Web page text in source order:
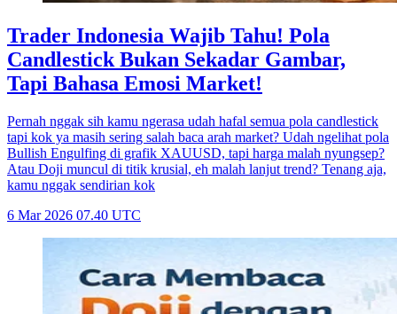
Trader Indonesia Wajib Tahu! Pola
Candlestick Bukan Sekadar Gambar,
Tapi Bahasa Emosi Market!
Pernah nggak sih kamu ngerasa udah hafal semua pola candlestick
tapi kok ya masih sering salah baca arah market? Udah ngelihat pola
Bullish Engulfing di grafik XAUUSD, tapi harga malah nyungsep?
Atau Doji muncul di titik krusial, eh malah lanjut trend? Tenang aja,
kamu nggak sendirian kok
6 Mar 2026 07.40 UTC